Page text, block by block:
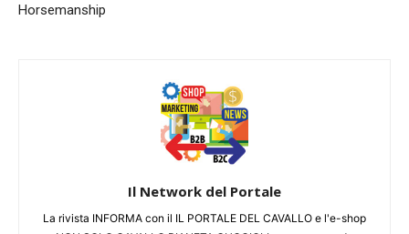
Horsemanship
Il Network del Portale
La rivista INFORMA con il IL PORTALE DEL CAVALLO e l'e-shop